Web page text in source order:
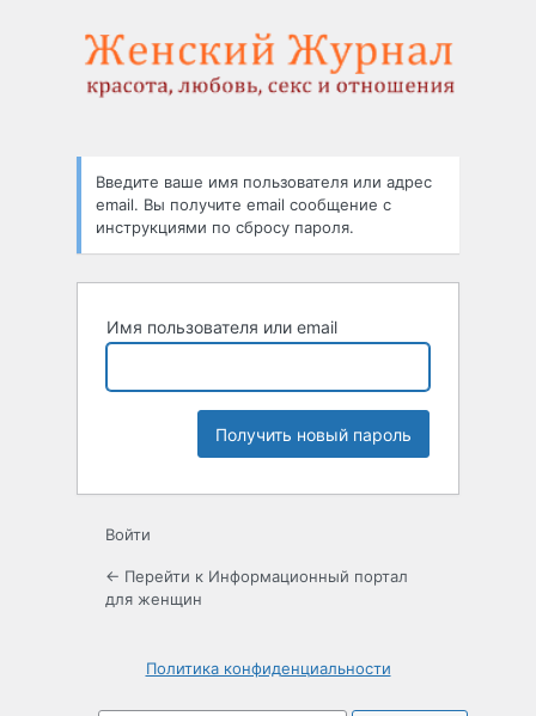
пароль
Введите ваше имя пользователя или адрес
email. Вы получите email сообщение с
инструкциями по сбросу пароля.
Имя пользователя или email
Войти
← Перейти к Информационный портал
для женщин
Политика конфиденциальности